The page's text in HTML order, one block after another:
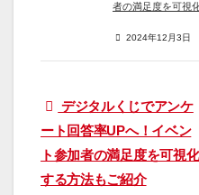
者の満足度を可視
2024年12月3日
投
稿
ナ
デジタルくじでアンケ
ート回答率UPへ！イベン
ト参加者の満足度を可視化
する方法もご紹介